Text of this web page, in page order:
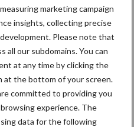
marketing campaign
insights, collecting precise
Please note that
all our subdomains. You can
at any time by clicking the
at the bottom of your screen.
committed to providing you
experience. The
data for the following
UVC